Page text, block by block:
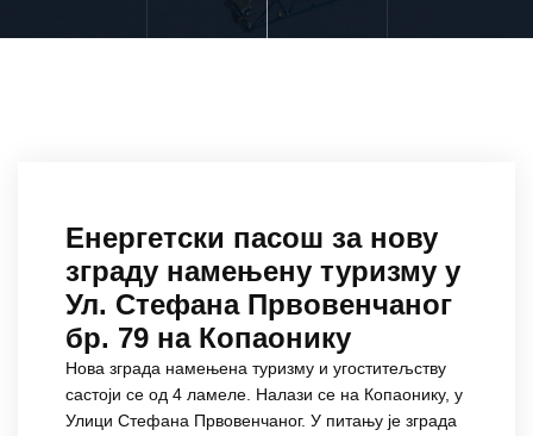
Енергетски пасош за нову
зграду намењену туризму у
Ул. Стефана Првовенчаног
бр. 79 на Копаонику
Нова зграда намењена туризму и угоститељству
састоји се од 4 ламеле. Налази се на Копаонику, у
Улици Стефана Првовенчаног. У питању је зграда